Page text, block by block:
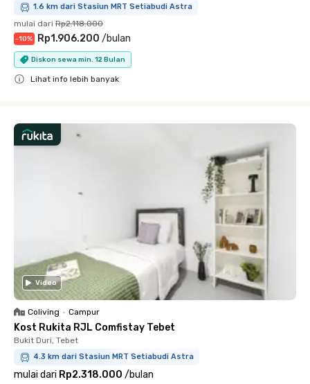
1.6 km dari Stasiun MRT Setiabudi Astra
mulai dari Rp2.118.000
-10% Rp1.906.200 /bulan
Diskon sewa min. 12 Bulan
Lihat info lebih banyak
Video
Coliving • Campur
Kost Rukita RJL Comfistay Tebet
Bukit Duri, Tebet
4.3 km dari Stasiun MRT Setiabudi Astra
mulai dari Rp2.318.000 /bulan